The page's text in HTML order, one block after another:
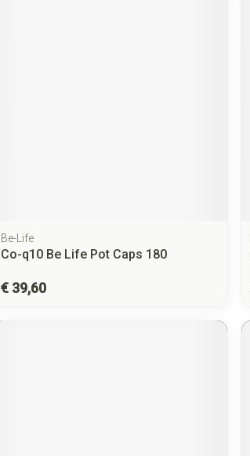
Be-Life
Co-q10 Be Life Pot Caps 180
€ 39,60